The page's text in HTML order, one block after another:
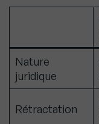
Nature
juridique
Rétractation